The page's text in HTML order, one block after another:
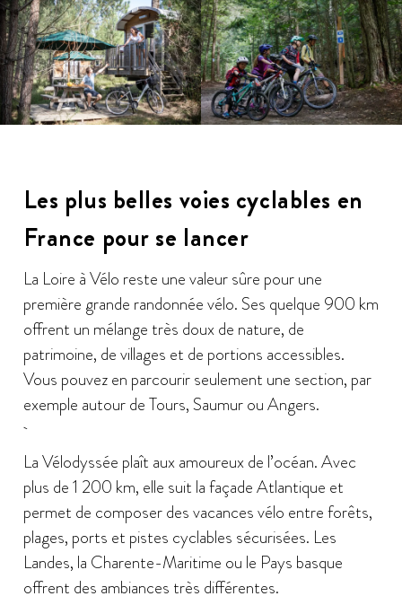
Les plus belles voies cyclables en
France pour se lancer
La Loire à Vélo reste une valeur sûre pour une
première grande randonnée vélo. Ses quelque 900 km
offrent un mélange très doux de nature, de
patrimoine, de villages et de portions accessibles.
Vous pouvez en parcourir seulement une section, par
exemple autour de Tours, Saumur ou Angers.
La Vélodyssée plaît aux amoureux de l’océan. Avec
plus de 1 200 km, elle suit la façade Atlantique et
permet de composer des vacances vélo entre forêts,
plages, ports et pistes cyclables sécurisées. Les
Landes, la Charente-Maritime ou le Pays basque
offrent des ambiances très différentes.